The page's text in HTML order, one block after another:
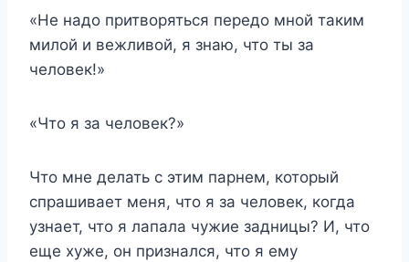
«Не надо притворяться передо мной таким
милой и вежливой, я знаю, что ты за
человек!»
«Что я за человек?»
Что мне делать с этим парнем, который
спрашивает меня, что я за человек, когда
узнает, что я лапала чужие задницы? И, что
еще хуже, он признался, что я ему